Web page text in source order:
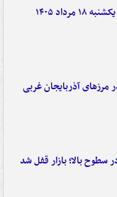
۱۴۰۵
بالا؛ بازار قفل شد